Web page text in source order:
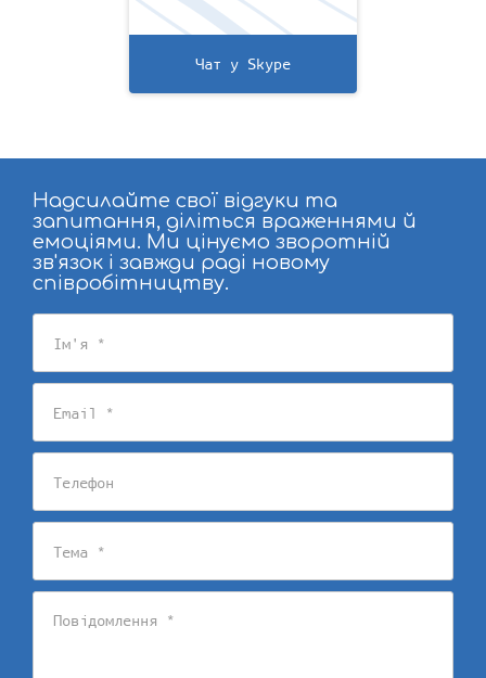
Чат у Skype
Надсилайте свої відгуки та
запитання, діліться враженнями й
емоціями. Ми цінуємо зворотній
зв'язок і завжди раді новому
співробітництву.